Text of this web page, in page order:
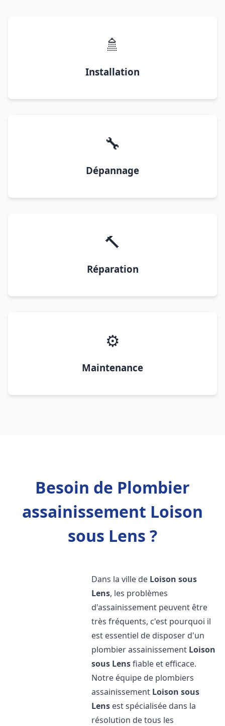
🚿
Installation
🔧
Dépannage
🔨
Réparation
⚙️
Maintenance
Besoin de Plombier
assainissement Loison
sous Lens ?
Dans la ville de Loison sous
Lens, les problèmes
d'assainissement peuvent être
très fréquents, c'est pourquoi il
est essentiel de disposer d'un
plombier assainissement Loison
sous Lensfiable et efficace.
Notre équipe de plombiers
assainissement Loison sous
Lens est spécialisée dans la
résolution de tous les